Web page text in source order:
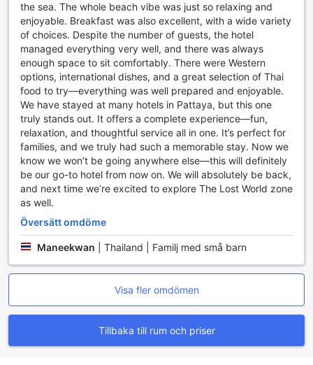
På Centara Grand Mirage Beach Resort Pattaya kan du
förvänta dig en avkopplande och bekväm vistelse i
eleganta rum som är utrustade med alla moderna
bekvämligheter. Varje rum har luftkonditionering för att
säkerställa en behaglig temperatur, oavsett väder utanför.
Du kommer att uppskatta de mjuka badrockarna som finns
tillgängliga för att ge en extra känsla av lyx och
avkoppling. För underhållning kan du njuta av ett urval av
inhouse-filmer på den platta TV:n som erbjuder satellit- och
kabelkanaler, perfekt för en mysig kväll inomhus.
Rummen har också en separat vardagsrum för att ge dig
mer utrymme att koppla av. Du kan njuta av din egen
balkong eller terrass där du kan andas in den friska
havsluften och njuta av den vackra utsikten. För att göra
och en kaffemaskin för att förbereda ditt morgonkaffe eller
te. Dessutom finns det gratis flaskvatten, toalettartiklar,
sängkläder och handdukar av hög kvalitet samt
mörkläggningsgardiner som garanterar en god natts sömn.
Matupplevelser på Centara Grand Mirage Beach Resort
På Centara Grand Mirage Beach Resort Pattaya är
the sea. The whole beach vibe was just so relaxing and
enjoyable. Breakfast was also excellent, with a wide variety
of choices. Despite the number of guests, the hotel
managed everything very well, and there was always
enough space to sit comfortably. There were Western
options, international dishes, and a great selection of Thai
food to try—everything was well prepared and enjoyable.
We have stayed at many hotels in Pattaya, but this one
truly stands out. It offers a complete experience—fun,
relaxation, and thoughtful service all in one. It’s perfect for
families, and we truly had such a memorable stay. Now we
know we won’t be going anywhere else—this will definitely
be our go-to hotel from now on. We will absolutely be back,
and next time we’re excited to explore The Lost World zone
as well.
Översätt omdöme
Maneekwan Thailand | Familj med små barn
Visa fler omdömen
Tillbaka till rum och priser